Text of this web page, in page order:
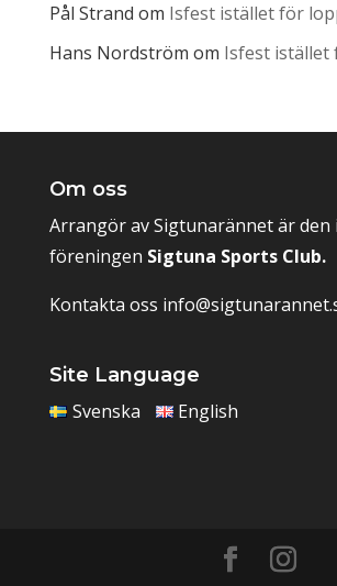
Pål Strand om Isfest istället för
Hans Nordström om Isfest istället
Om oss
Arrangör av Sigtunarännet är den
föreningen Sigtuna Sports Club.
Kontakta oss
Site Language
Svenska
English